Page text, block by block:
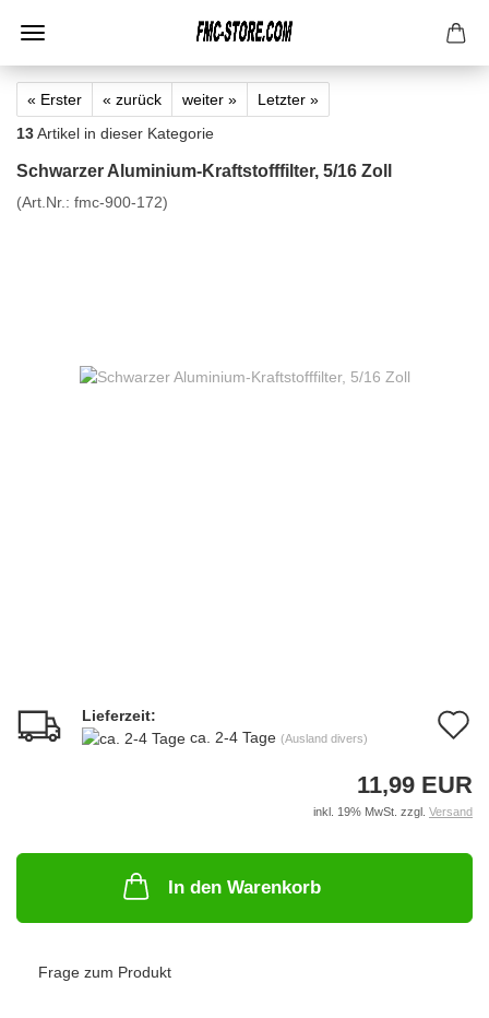
« Erster « zurück weiter »
Letzter »
13Artikel in dieser Kategorie
Schwarzer Aluminium-Kraftstofffilter, 5/16 Zoll
(Art.Nr.: fmc-900-172)
Lieferzeit:
ca. 2-4 Tage (Ausland divers)
11,99 EUR
inkl. 19% MwSt. zzgl. Versand
In den Warenkorb
Frage zum Produkt